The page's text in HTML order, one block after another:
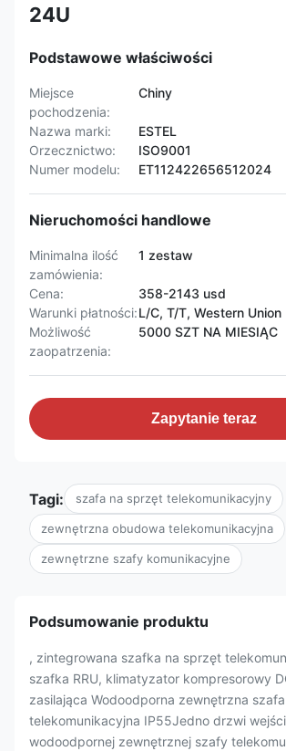
24U
Podstawowe właściwości
Miejsce
pochodzenia:
Chiny
Nazwa marki:
ESTEL
Orzecznictwo:
ISO9001
Numer modelu:
ET112422656512024
Nieruchomości handlowe
Minimalna ilość
zamówienia:
1 zestaw
Cena:
358-2143 usd
Warunki płatności:L/C, T/T, Western Union
Możliwość
zaopatrzenia:
5000 SZT NA MIESIĄC
Zapytanie teraz
Tagi: szafa na sprzęt telekomunikacyjny
zewnętrzna obudowa telekomunikacyjna
zewnętrzne szafy komunikacyjne
Podsumowanie produktu
, zintegrowana szafka na sprzęt
szafka RRU, klimatyzator kompresorowy
zasilająca Wodoodporna zewnętrzna szafa
telekomunikacyjna IP55Jedno drzwi
wodoodpornej zewnętrznej szafy